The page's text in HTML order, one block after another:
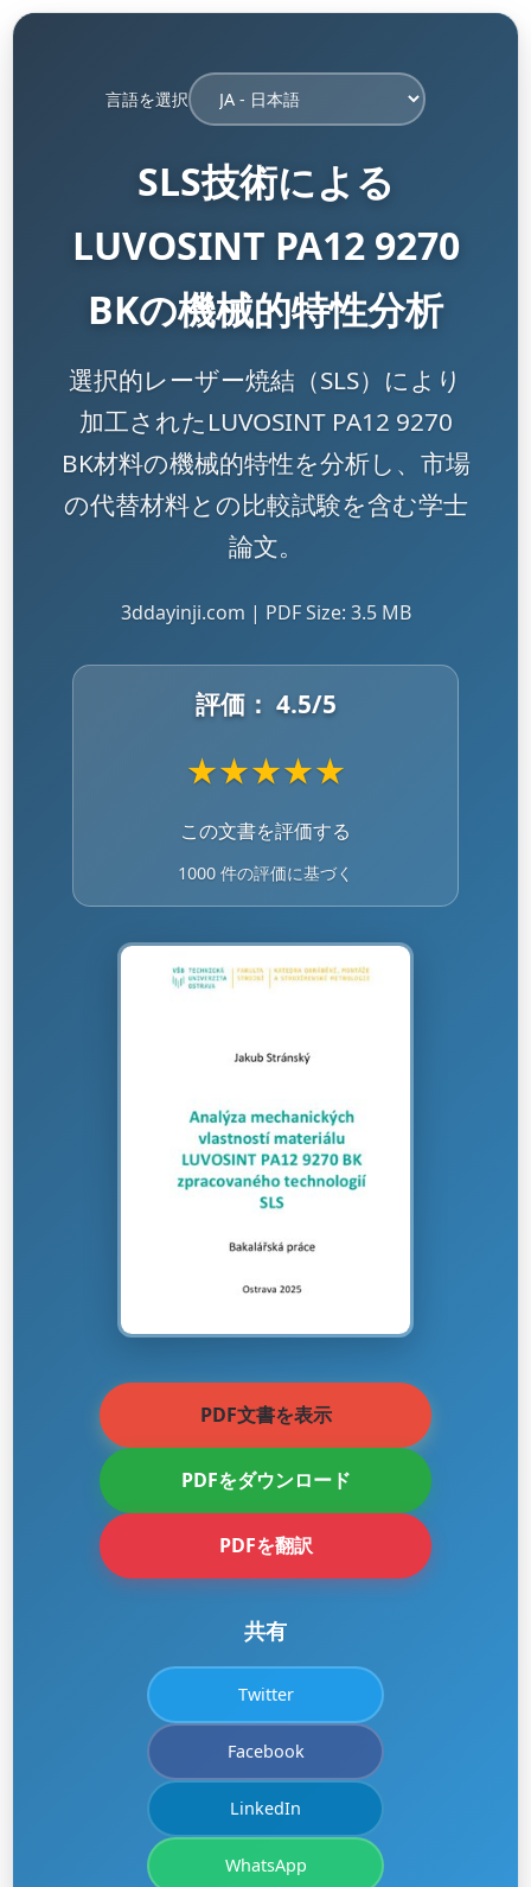
言語を選択
SLS技術による
LUVOSINT PA12 9270
BKの機械的特性分析
選択的レーザー焼結（SLS）により
加工されたLUVOSINT PA12 9270
BK材料の機械的特性を分析し、市場
の代替材料との比較試験を含む学士
論文。
3ddayinji.com | PDF Size: 3.5 MB
評価： 4.5/5
★★★★★
この文書を評価する
1000 件の評価に基づく
PDF文書を表示
PDFをダウンロード
PDFを翻訳
共有
Twitter
Facebook
LinkedIn
WhatsApp